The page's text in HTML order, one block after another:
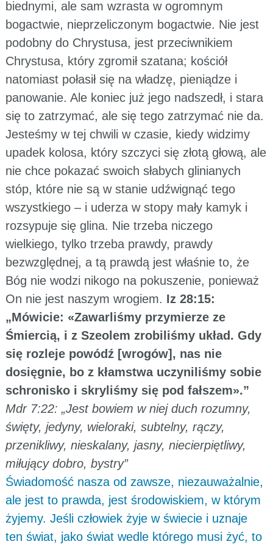
biednymi, ale sam wzrasta w ogromnym
bogactwie, nieprzeliczonym bogactwie. Nie jest
podobny do Chrystusa, jest przeciwnikiem
Chrystusa, który zgromił szatana; kościół
natomiast połasił się na władzę, pieniądze i
panowanie. Ale koniec już jego nadszedł, i stara
się to zatrzymać, ale się tego zatrzymać nie da.
Jesteśmy w tej chwili w czasie, kiedy widzimy
upadek kolosa, który szczyci się złotą głową, ale
nie chce pokazać swoich słabych glinianych
stóp, które nie są w stanie udźwignąć tego
wszystkiego – i uderza w stopy mały kamyk i
rozsypuje się glina. Nie trzeba niczego
wielkiego, tylko trzeba prawdy, prawdy
bezwzględnej, a tą prawdą jest właśnie to, że
Bóg nie wodzi nikogo na pokuszenie, ponieważ
On nie jest naszym wrogiem. Iz 28:15:
„Mówicie: «Zawarliśmy przymierze ze
Śmiercią, i z Szeolem zrobiliśmy układ. Gdy
się rozleje powódź [wrogów], nas nie
dosięgnie, bo z kłamstwa uczyniliśmy sobie
schronisko i skryliśmy się pod fałszem».”
Mdr 7:22: „Jest bowiem w niej duch rozumny,
święty, jedyny, wieloraki, subtelny, rączy,
przenikliwy, nieskalany, jasny, niecierpiętliwy,
miłujący dobro, bystry”
Świadomość nasza od zawsze, niezauważalnie,
ale jest to prawda, jest środowiskiem, w którym
żyjemy. Jeśli człowiek żyje w świecie i uznaje
ten świat, jako świat wedle którego musi żyć, to